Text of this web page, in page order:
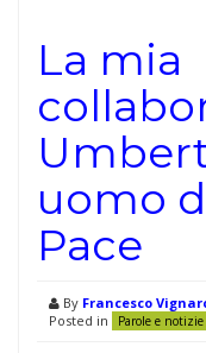
La mia
uomo
Pace
By Francesco
Posted in
Parole e notizie